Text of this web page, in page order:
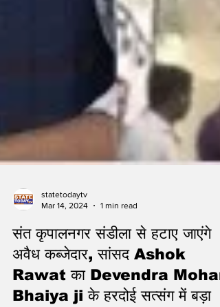
Mar 14, 2024
1 min read
संत कृपालनगर संडीला से हटाए जाएंगे
अवैध कब्जेदार, सांसद Ashok
Rawat का Devendra Mohan